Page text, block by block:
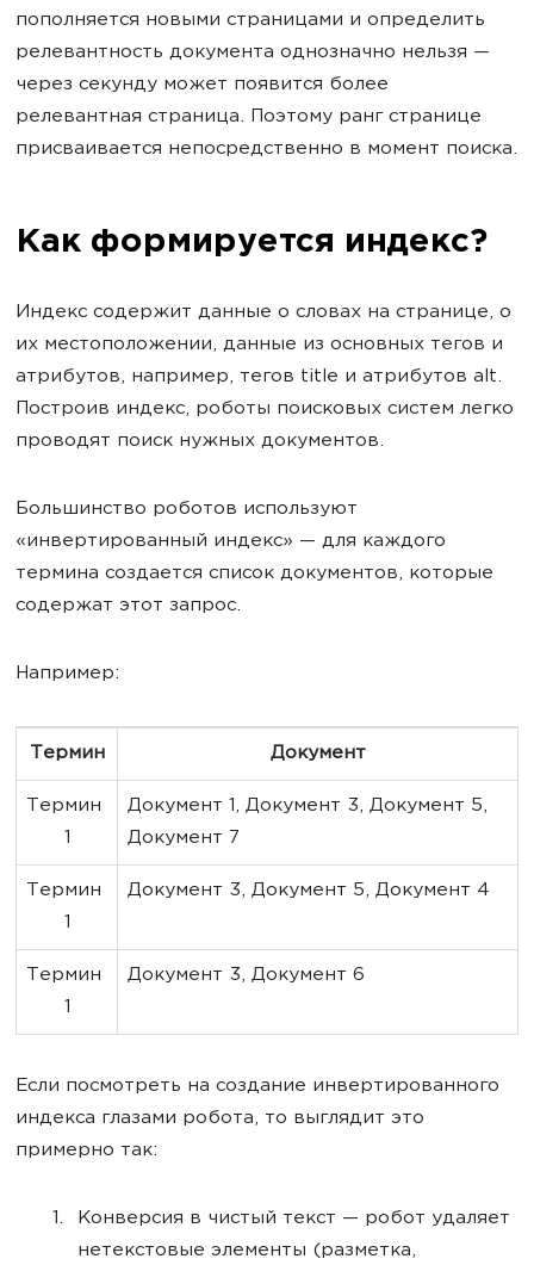
пополняется новыми страницами и определить
релевантность документа однозначно нельзя —
через секунду может появится более
релевантная страница. Поэтому ранг странице
присваивается непосредственно в момент поиска.
Как формируется индекс?
Индекс содержит данные о словах на странице, о
их местоположении, данные из основных тегов и
атрибутов, например, тегов title и атрибутов alt.
Построив индекс, роботы поисковых систем легко
проводят поиск нужных документов.
Большинство роботов используют
«инвертированный индекс» — для каждого
термина создается список документов, которые
содержат этот запрос.
Например:
Термин Документ
Термин
1
Документ 1, Документ 3, Документ 5,
Документ 7
Термин
1
Документ 3, Документ 5, Документ 4
Термин
1
Документ 3, Документ 6
Если посмотреть на создание инвертированного
индекса глазами робота, то выглядит это
примерно так:
Конверсия в чистый текст — робот удаляет
нетекстовые элементы (разметка,